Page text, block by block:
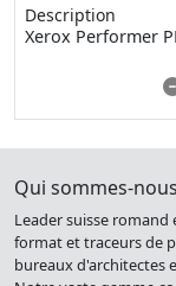
Description
Xerox Performer
Qui sommes-
Leader suisse
format et traceurs de
bureaux d'architectes